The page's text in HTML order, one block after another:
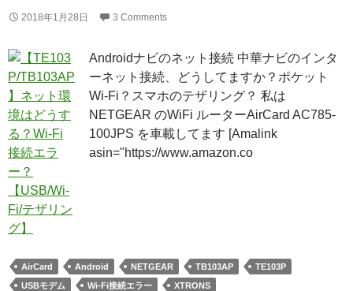
2018年1月28日 3 Comments
Androidナビのネット接続 中華ナビのインタ
ーネット接続、どうしてますか？ポケット
Wi-Fi？スマホのテザリング？ 私は
NETGEAR のWiFi ルーターAirCard AC785-
100JPS を車載してます [Amalink
asin="https://www.amazon.co
AirCard Android NETGEAR TB103AP
TE103P
USBモデム
Wi-Fi接続エラー XTRONS